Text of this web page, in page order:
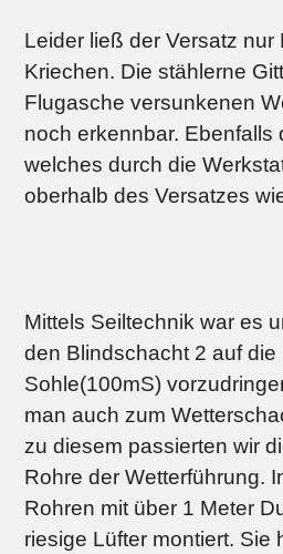
Leider ließ der Versatz nur
Kriechen. Die stählerne
Flugasche versunkenen
noch erkennbar. Ebenfalls
welches durch die
oberhalb des Versatzes
Mittels Seiltechnik war es
den Blindschacht 2 auf die
Sohle(100mS)
man auch zum
zu diesem passierten wir
Rohre der Wetterführung.
Rohren mit über 1 Meter
riesige Lüfter montiert. Sie